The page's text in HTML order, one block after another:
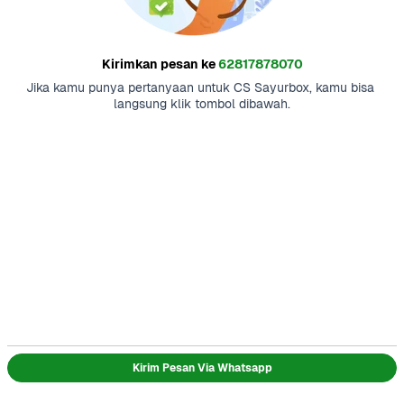
Kirimkan pesan ke62817878070
Jika kamu punya pertanyaan untuk CS Sayurbox, kamu bisa
langsung klik tombol dibawah.
Kirim Pesan Via Whatsapp